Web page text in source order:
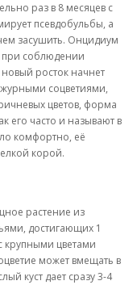
раз в 8 месяцев с
псевдобульбы, а
засушить. Онцидиум
при соблюдении
росток начнет
соцветиями,
цветов, форма
его часто и называют в
комфортно, её
корой.
растение из
достигающих 1
крупными цветами
может вмещать в
куст дает сразу 3-4